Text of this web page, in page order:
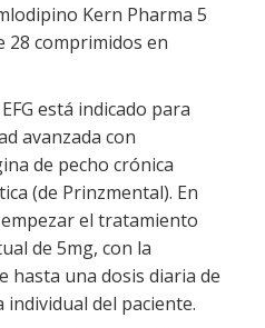
Kern Pharma 5
28 comprimidos en
está indicado para
avanzada con
de pecho crónica
(de Prinzmental). En
el tratamiento
de 5mg, con la
hasta una dosis diaria de
del paciente.